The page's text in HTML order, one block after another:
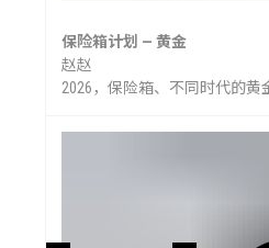
保险箱计划 — 黄金
赵赵
2026，保险箱、不同时代的黄